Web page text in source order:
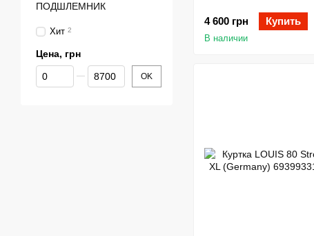
4 600 грн Купить
В наличии
ПОДШЛЕМНИК
Хит 2
Цена, грн
От Цена, грн
До Цена, грн OK